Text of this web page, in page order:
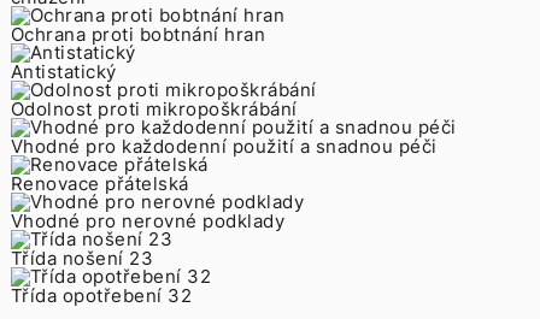
Ochrana proti bobtnání hran
Antistatický
Odolnost proti mikropoškrábání
Vhodné pro každodenní použití a snadnou péči
Renovace přátelská
Vhodné pro nerovné podklady
Třída nošení 23
Třída opotřebení 32